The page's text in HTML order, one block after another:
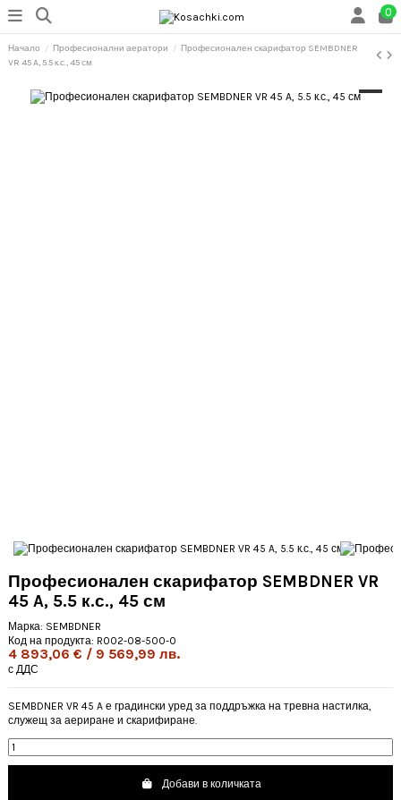
0
Начало Професионални аератори
Професионален скарифатор SEMBDNER
VR 45 A, 5.5 к.с., 45 см
Професионален скарифатор SEMBDNER VR
45 A, 5.5 к.с., 45 см
Марка: SEMBDNER
Код на продукта: R002-08-500-0
4 893,06 € / 9 569,99 лв.
с ДДС
SEMBDNER VR 45 A е градински уред за поддръжка на тревна настилка,
служещ за аериране и скарифиране.
Добави в количката